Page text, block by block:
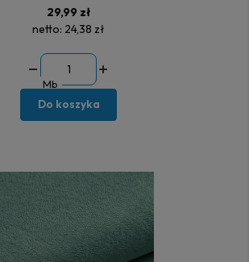
29,99 zł
netto: 24,38 zł
Mb
Do koszyka